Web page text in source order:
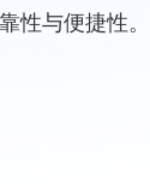
性与便捷性。